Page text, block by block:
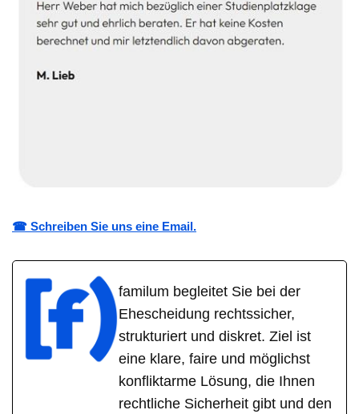
☎ Schreiben Sie uns eine Email.
familum begleitet Sie bei der
Ehescheidung rechtssicher,
strukturiert und diskret. Ziel ist
eine klare, faire und möglichst
konfliktarme Lösung, die Ihnen
rechtliche Sicherheit gibt und den